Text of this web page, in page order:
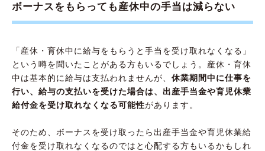
ボーナスをもらっても産休中の手当は減らない
「産休・育休中に給与をもらうと手当を受け取れなくなる」
という噂を聞いたことがある方もいるでしょう。産休・育休
中は基本的に給与は支払われませんが、 休業期間中に仕事を
行い、 給与の支払いを受けた場合は、出産手当金や育児休業
給付金を受け取れなくなる可能性があります。
そのため、ボーナスを受け取ったら出産手当金や育児休業給
付金を受け取れなくなるのではと心配する方もいるかもしれ